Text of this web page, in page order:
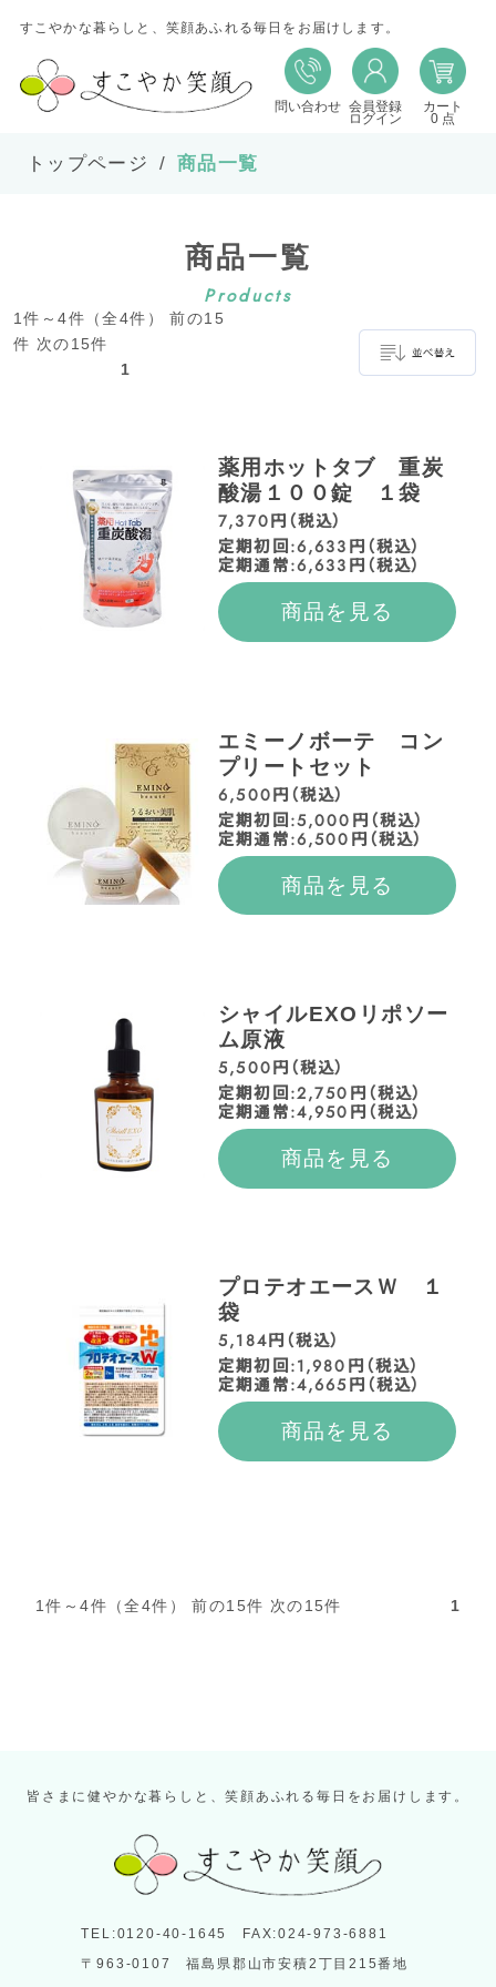
すこやかな暮らしと、笑顔あふれる毎日をお届けします。
問い合わせ 会員登録
ログイン
カート
0 点
トップページ 商品一覧
商品一覧
Products
1件～4件（全4件） 前の15
件 次の15件
1
並び替え
表示件数
薬用ホットタブ 重炭
酸湯１００錠 １袋
7,370円（税込）
定期初回:6,633円（税込）
定期通常:6,633円（税込）
商品を見る
エミーノボーテ コン
プリートセット
6,500円（税込）
定期初回:5,000円（税込）
定期通常:6,500円（税込）
商品を見る
シャイルEXOリポソー
ム原液
5,500円（税込）
定期初回:2,750円（税込）
定期通常:4,950円（税込）
商品を見る
プロテオエースＷ １
袋
5,184円（税込）
定期初回:1,980円（税込）
定期通常:4,665円（税込）
商品を見る
1件～4件（全4件） 前の15件 次の15件 1
皆さまに健やかな暮らしと、笑顔あふれる毎日をお届けします。
TEL:0120-40-1645 FAX:024-973-6881
〒963-0107 福島県郡山市安積2丁目215番地